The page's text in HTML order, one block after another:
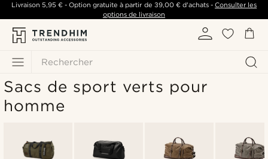
Rechercher
Livraison 5,95 €- Option gratuite à partir de 39,00 €d'achats -Consulter les
options de livraison
Sacs de sport verts pour
homme